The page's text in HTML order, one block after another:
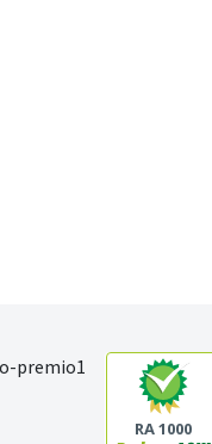
RA 1000